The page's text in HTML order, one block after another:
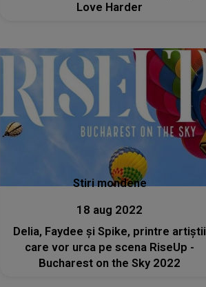
Love Harder
Stiri mondene
18 aug 2022
Delia, Faydee și Spike, printre artiștii
care vor urca pe scena RiseUp -
Bucharest on the Sky 2022